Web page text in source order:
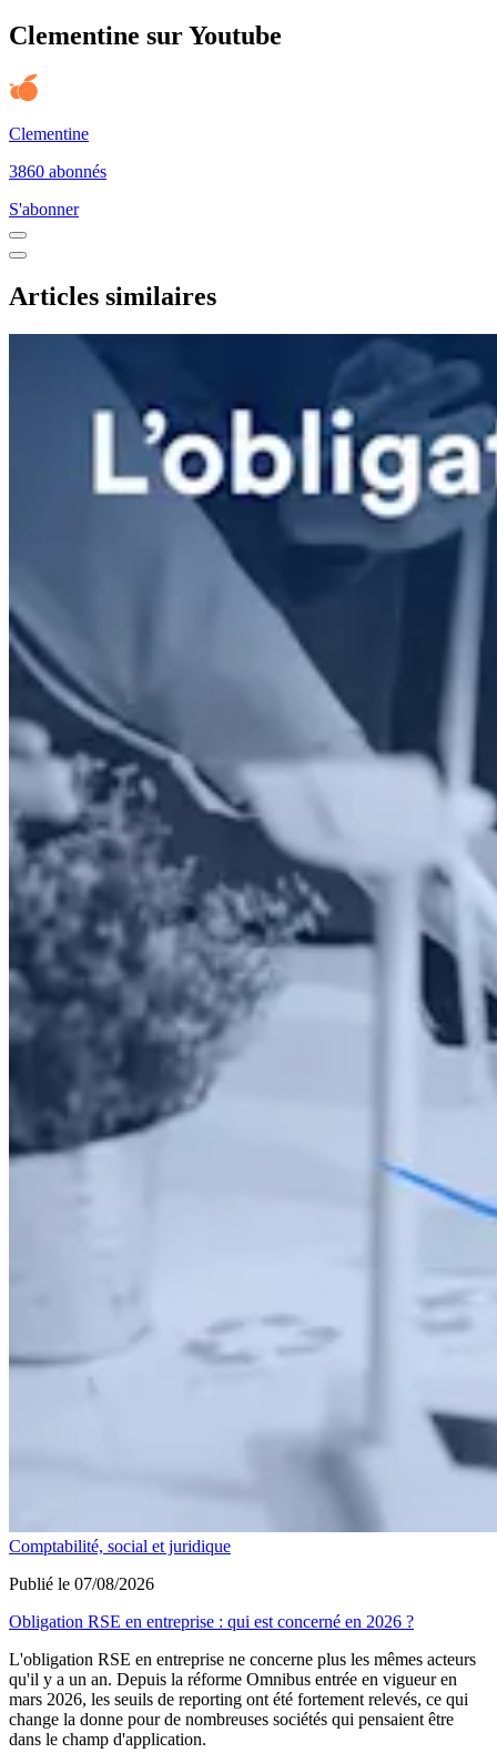
Clementine sur Youtube
Clementine
3860 abonnés
S'abonner
Articles similaires
Comptabilité, social et juridique
Publié le 07/08/2026
Obligation RSE en entreprise : qui est concerné en 2026 ?
L'obligation RSE en entreprise ne concerne plus les mêmes acteurs
qu'il y a un an. Depuis la réforme Omnibus entrée en vigueur en
mars 2026, les seuils de reporting ont été fortement relevés, ce qui
change la donne pour de nombreuses sociétés qui pensaient être
dans le champ d'application.